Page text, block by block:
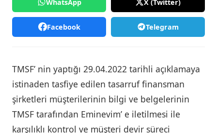
WhatsApp X (Twitter)
Facebook Telegram
TMSF’ nin yaptığı 29.04.2022 tarihli açıklamaya
istinaden tasfiye edilen tasarruf finansman
şirketleri müşterilerinin bilgi ve belgelerinin
TMSF tarafından Eminevim’ e iletilmesi ile
karşılıklı kontrol ve müşteri devir süreci